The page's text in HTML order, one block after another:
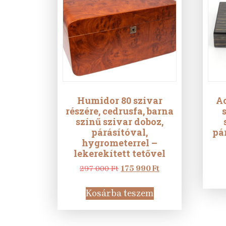
Humidor 80 szivar
részére, cedrusfa, barna
színű szivar doboz,
párásítóval,
hygrometerrel –
lekerekített tetővel
297 000Ft Original
was:
297
000 Ft.
175 990FtCurrent
990 Ft.
Kosárba teszem